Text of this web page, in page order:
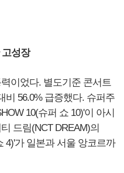
성장
이었다. 별도기준 콘서트
비 56.0% 급증했다. 슈퍼주
10(슈퍼 쇼 10)'이 아시
드림(NCT DREAM)의
4)'가 일본과 서울 앙코르까